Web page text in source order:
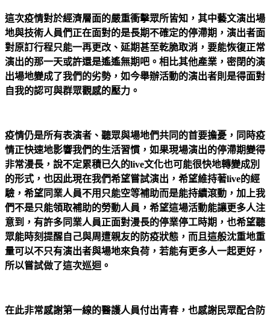
這次疫情對於經濟層面的嚴重衝擊眾所皆知，其中藝文演出場
地與技術人員們正在面對的是長期不確定的停滯期，演出者面
對原訂行程只能一再更改、延期甚至乾脆取消，要能恢復正常
演出的那一天或許還是遙遙無期吧。相比其他產業，密閉的演
出場地變成了我們的劣勢，如今舉辦活動的演出者則是得面對
自我的認可與群眾觀感的壓力。
疫情仍是所有表演者、聽眾與場地們共同的首要擔憂，同時疫
情正快速地影響我們的生活習慣，如果現場演出的停滯期變得
非常漫長，說不定累積已久的live文化也可能很快地轉變成別
的形式，也因此現在我們希望嘗試演出，希望維持著live的經
驗，希望同業人員不用只能空等補助而是能持續滾動，加上我
們不是只能領取補助的勞動人員，希望這場活動能讓更多人注
意到，有許多同業人員正面對漫長的停業停工時期，也希望聽
眾能時刻提醒自己與周遭親友的防疫狀態，而且這般沈重地重
量可以不只有演出者與場地來負荷，若能有更多人一起更好，
所以嘗試做了這次巡迴。
在此非常感謝第一線的醫護人員付出青春，也感謝民眾配合防